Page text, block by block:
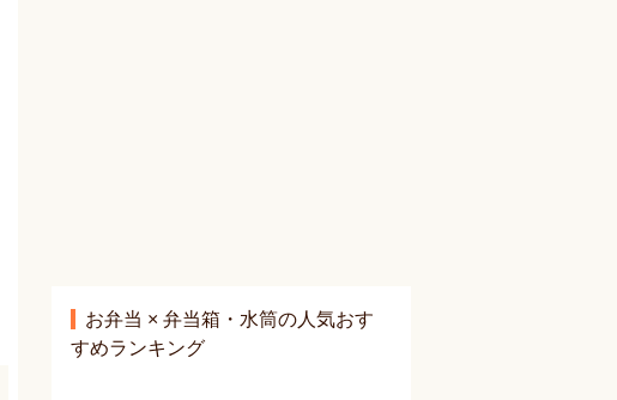
お弁当 × 弁当箱・水筒の人気おす
すめランキング